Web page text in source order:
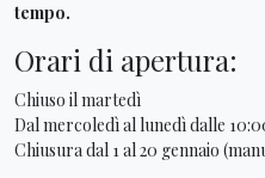
tempo.
Orari di apertura:
Chiuso il martedì
Dal mercoledì al lunedì dalle
Chiusura dal 1 al 20 gennaio